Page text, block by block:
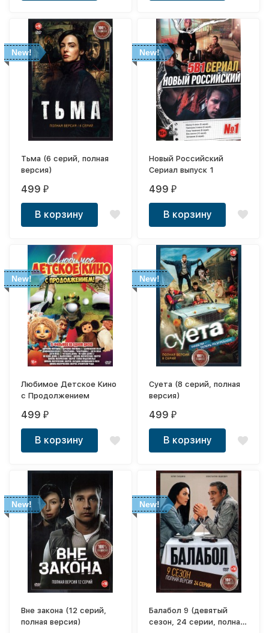
New!
Тьма (6 серий, полная
версия)
499₽
В корзину
New!
Новый Российский
Сериал выпуск 1
499₽
В корзину
New!
Любимое Детское Кино
с Продолжением
499₽
В корзину
New!
Суета (8 серий, полная
версия)
499₽
В корзину
New!
Вне закона (12 серий,
полная версия)
New!
Балабол 9 (девятый
сезон, 24 серии, полная